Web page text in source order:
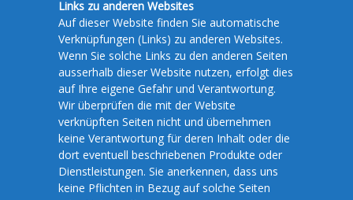
Links zu anderen Websites
Auf dieser Website finden Sie automatische
Verknüpfungen (Links) zu anderen Websites.
Wenn Sie solche Links zu den anderen Seiten
ausserhalb dieser Website nutzen, erfolgt dies
auf Ihre eigene Gefahr und Verantwortung.
Wir überprüfen die mit der Website
verknüpften Seiten nicht und übernehmen
keine Verantwortung für deren Inhalt oder die
dort eventuell beschriebenen Produkte oder
Dienstleistungen. Sie anerkennen, dass uns
keine Pflichten in Bezug auf solche Seiten